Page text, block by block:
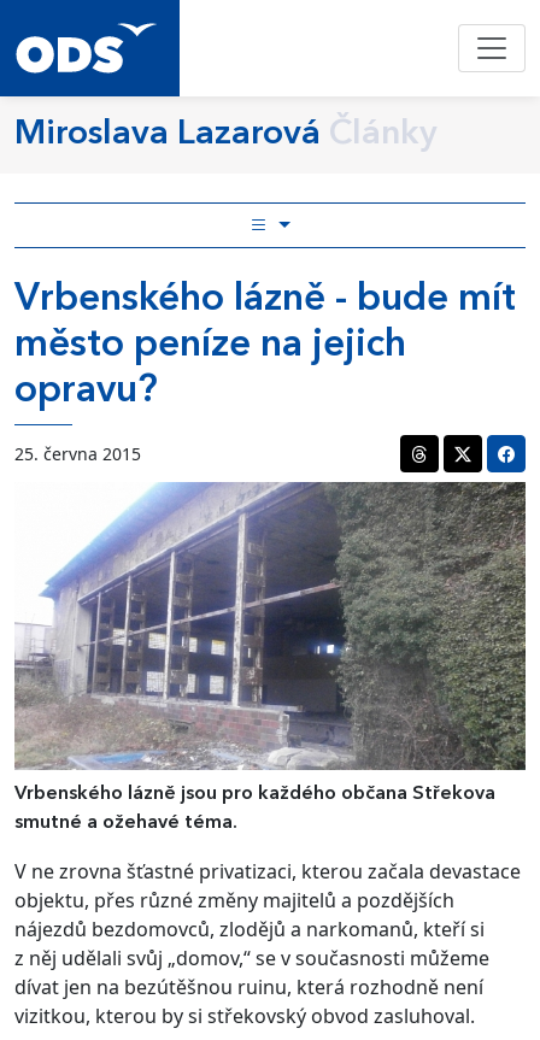
Miroslava Lazarová Články
Vrbenského lázně - bude mít
město peníze na jejich
opravu?
25. června 2015
Vrbenského lázně jsou pro každého občana Střekova
smutné a ožehavé téma.
V ne zrovna šťastné privatizaci, kterou začala devastace
objektu, přes různé změny majitelů a pozdějších
nájezdů bezdomovců, zlodějů a narkomanů, kteří si
z něj udělali svůj „domov,“ se v současnosti můžeme
dívat jen na bezútěšnou ruinu, která rozhodně není
vizitkou, kterou by si střekovský obvod zasluhoval.